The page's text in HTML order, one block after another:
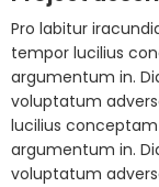
Pro labitur
tempor lucilius
argumentum in.
voluptatum
lucilius
argumentum in.
voluptatum